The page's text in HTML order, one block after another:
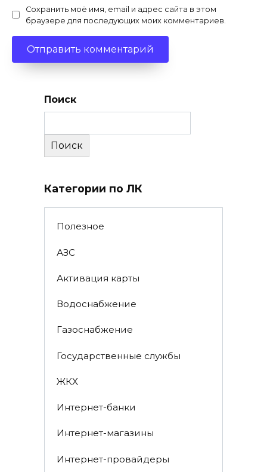
Сохранить моё имя, email и адрес сайта в этом
браузере для последующих моих комментариев.
Поиск
Поиск
Категории по ЛК
Полезное
АЗС
Активация карты
Водоснабжение
Газоснабжение
Государственные службы
ЖКХ
Интернет-банки
Интернет-магазины
Интернет-провайдеры